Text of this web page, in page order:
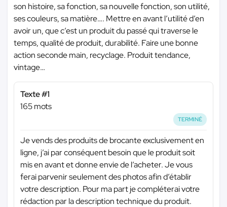
son histoire, sa fonction, sa nouvelle fonction, son utilité,
ses couleurs, sa matière…. Mettre en avant l’utilité d’en
avoir un, que c’est un produit du passé qui traverse le
temps, qualité de produit, durabilité. Faire une bonne
action seconde main, recyclage. Produit tendance,
vintage…
Texte #1
165 mots
TERMINÉ
Je vends des produits de brocante exclusivement en
ligne, j’ai par conséquent besoin que le produit soit
mis en avant et donne envie de l’acheter. Je vous
ferai parvenir seulement des photos afin d’établir
votre description. Pour ma part je compléterai votre
rédaction par la description technique du produit.